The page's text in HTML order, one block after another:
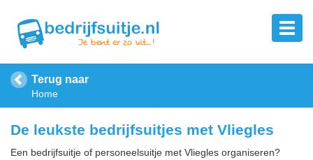
Terug naar
Home
De leukste bedrijfsuitjes met Vliegles
Een bedrijfsuitje of personeelsuitje met Vliegles organiseren?